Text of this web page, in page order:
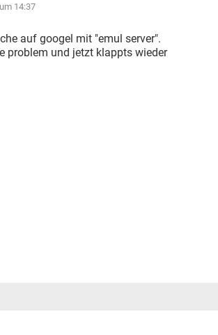
14:37
auf googel mit "emul server".
problem und jetzt klappts wieder